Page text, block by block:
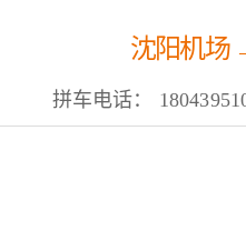
沈阳机场
拼车电话：